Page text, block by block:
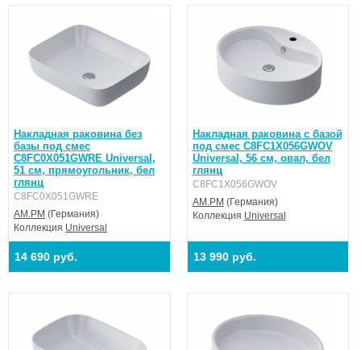
Накладная раковина без
базы под смес
C8FC0X051GWRE Universal,
51 см, прямоугольник, бел
глянц
C8FC0X051GWRE
AM.PM (Германия)
Коллекция Universal
14 690 руб.
Накладная раковина с базой
под смес C8FC1X056GWOV
Universal, 56 см, овал, бел
глянц
C8FC1X056GWOV
AM.PM (Германия)
Коллекция Universal
13 990 руб.